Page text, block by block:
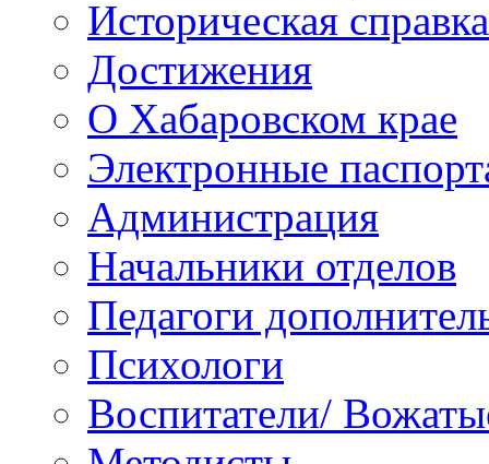
Историческая справка
Достижения
О Хабаровском крае
Электронные
Администрация
Начальники отделов
Педагоги
Психологи
Воспитатели/